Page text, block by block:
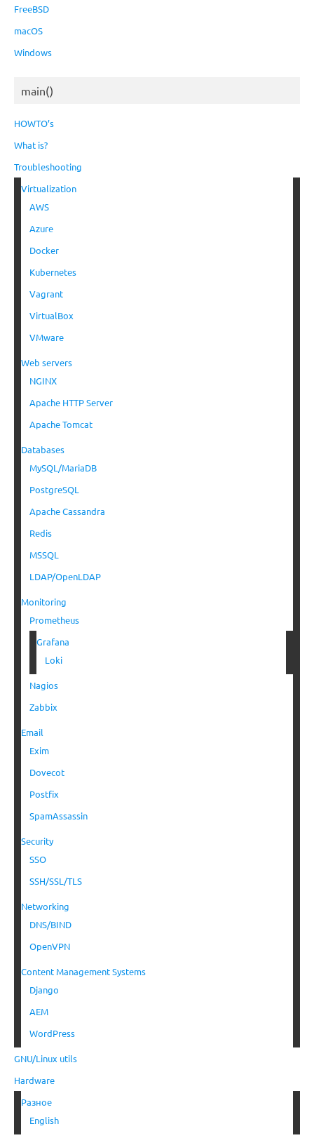
FreeBSD
macOS
Windows
main()
HOWTO’s
What is?
Troubleshooting
Virtualization
AWS
Azure
Docker
Kubernetes
Vagrant
VirtualBox
VMware
Web servers
NGINX
Apache HTTP Server
Apache Tomcat
Databases
MySQL/MariaDB
PostgreSQL
Apache Cassandra
Redis
MSSQL
LDAP/OpenLDAP
Monitoring
Prometheus
Grafana
Loki
Nagios
Zabbix
Email
Exim
Dovecot
Postfix
SpamAssassin
Security
SSO
SSH/SSL/TLS
Networking
DNS/BIND
OpenVPN
Content Management Systems
Django
AEM
WordPress
GNU/Linux utils
Hardware
Разное
English